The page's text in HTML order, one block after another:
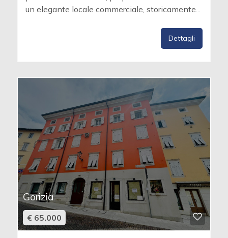
un elegante locale commerciale, storicamente...
Dettagli
Gorizia
€ 65.000